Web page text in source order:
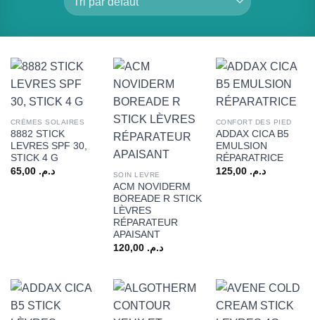
CRÈMES SOLAIRES
8882 STICK
LEVRES SPF 30,
STICK 4 G
د.م. 65,00 SOIN LEVRE
ACM NOVIDERM
BOREADE R STICK
LÈVRES
RÉPARATEUR
APAISANT
د.م. 120,00
CONFORT DES PIED
ADDAX CICA B5
EMULSION
RÉPARATRICE
د.م. 125,00